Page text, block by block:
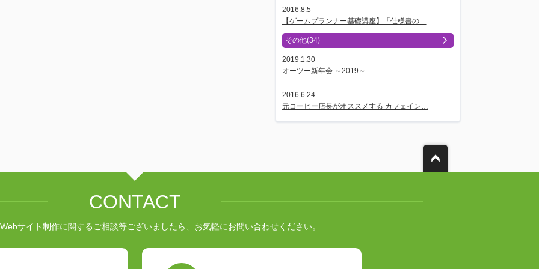
2016.8.5
【ゲームプランナー基礎講座】「仕様書の…
その他(34)
2019.1.30
オーツー新年会 ～2019～
2016.6.24
元コーヒー店長がオススメする カフェイン…
CONTACT
サイト制作に関するご相談等ございましたら、お気軽にお問い合わせください。